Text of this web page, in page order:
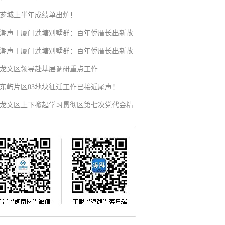
芗城上半年成绩单出炉！
潮声丨厦门莲塘别墅群：百年侨厝长出新故
潮声丨厦门莲塘别墅群：百年侨厝长出新故
龙文区领导赴基层调研重点工作
东屿片区03地块征迁工作已接近尾声！
龙文区上下掀起学习贯彻区第七次党代会精